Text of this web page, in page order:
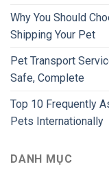
Why You Should
Shipping Your Pet
Pet Transport
Safe, Complete
Top 10 Frequently
Pets Internationally
DANH MỤC